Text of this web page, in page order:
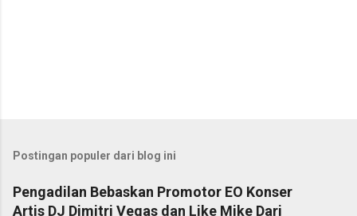
Postingan populer dari blog ini
Pengadilan Bebaskan Promotor EO Konser
Artis DJ Dimitri Vegas dan Like Mike Dari